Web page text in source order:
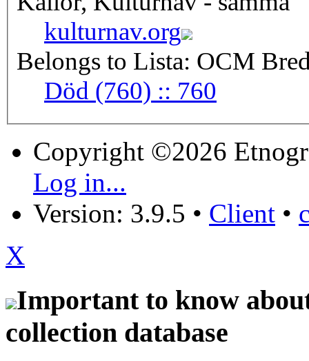
kulturnav.org
Belongs to Lista: OCM
Död (760) :: 760
Copyright ©2026
Log in...
Version: 3.9.5 • Client •
X
Important to know
collection database